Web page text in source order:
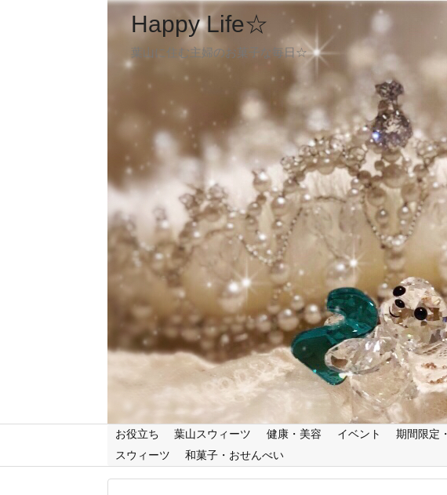
Happy Life☆
葉山に住む主婦のお菓子な毎日☆
お役立ち 葉山スウィーツ 健康・美容 イベント 期間限定
スウィーツ
和菓子・おせんべい